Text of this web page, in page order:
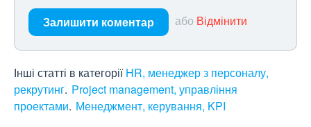
Залишити коментар або Відмінити
Інші статті в категорії HR, менеджер з персоналу,
рекрутинг Project management, управління
проектами Менеджмент, керування, KPI